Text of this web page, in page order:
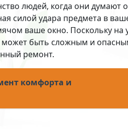
людей, когда они думают
силой удара предмета в
ваше окно. Поскольку
быть сложным и
ремонт.
комфорта и